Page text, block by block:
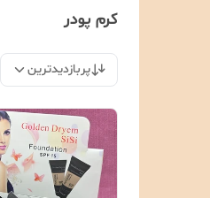
کرم پودر
پربازدیدترین